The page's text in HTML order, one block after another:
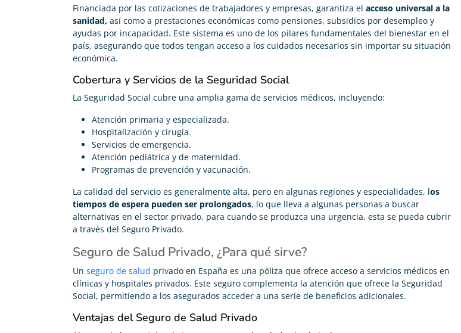
Financiada por las cotizaciones de trabajadores y empresas, garantiza el acceso universal a la
sanidad, así como a prestaciones económicas como pensiones, subsidios por desempleo y
ayudas por incapacidad. Este sistema es uno de los pilares fundamentales del bienestar en el
país, asegurando que todos tengan acceso a los cuidados necesarios sin importar su situación
económica.
Cobertura y Servicios de la Seguridad Social
La Seguridad Social cubre una amplia gama de servicios médicos, incluyendo:
Atención primaria y especializada.
Hospitalización y cirugía.
Servicios de emergencia.
Atención pediátrica y de maternidad.
Programas de prevención y vacunación.
La calidad del servicio es generalmente alta, pero en algunas regiones y especialidades, los
tiempos de espera pueden ser prolongados, lo que lleva a algunas personas a buscar
alternativas en el sector privado, para cuando se produzca una urgencia, esta se pueda cubrir
a través del Seguro Privado.
Seguro de Salud Privado, ¿Para qué sirve?
Un seguro de salud privado en España es una póliza que ofrece acceso a servicios médicos en
clínicas y hospitales privados. Este seguro complementa la atención que ofrece la Seguridad
Social, permitiendo a los asegurados acceder a una serie de beneficios adicionales.
Ventajas del Seguro de Salud Privado
Carolina Garcés

Me he pasado de mi antigua compañía y ahora pago
200€ menos en mi seguro de vida
  
He podido rebajar el precio de mi seguro de vida un
70%, realmente cumple con lo que dicen